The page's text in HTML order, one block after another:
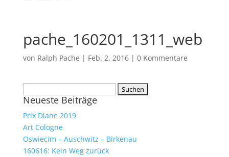
pache_160201_1311_web
von Ralph Pache | Feb. 2, 2016| 0 Kommentare
nach:
Neueste Beiträge
Prix Diane 2019
Art Cologne
Oswiecim – Auschwitz – Birkenau
160616: Kein Weg zurück